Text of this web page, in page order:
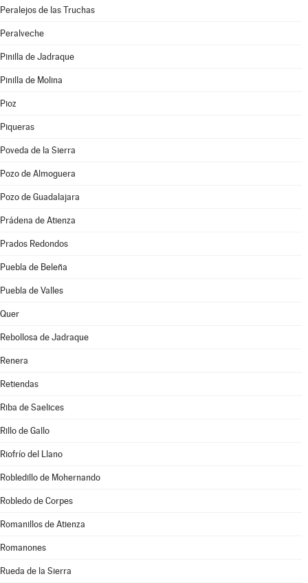
Peralejos de las Truchas
Peralveche
Pinilla de Jadraque
Pinilla de Molina
Pioz
Piqueras
Poveda de la Sierra
Pozo de Almoguera
Pozo de Guadalajara
Prádena de Atienza
Prados Redondos
Puebla de Beleña
Puebla de Valles
Quer
Rebollosa de Jadraque
Renera
Retiendas
Riba de Saelices
Rillo de Gallo
Riofrío del Llano
Robledillo de Mohernando
Robledo de Corpes
Romanillos de Atienza
Romanones
Rueda de la Sierra